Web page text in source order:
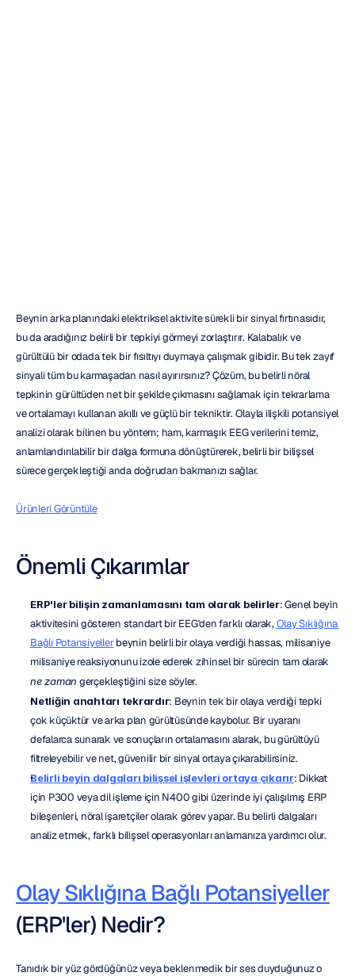
Beynin arka planındaki elektriksel aktivite sürekli bir sinyal fırtınasıdır,
bu da aradığınız belirli bir tepkiyi görmeyi zorlaştırır. Kalabalık ve
gürültülü bir odada tek bir fısıltıyı duymaya çalışmak gibidir. Bu tek zayıf
sinyali tüm bu karmaşadan nasıl ayırırsınız? Çözüm, bu belirli nöral
tepkinin gürültüden net bir şekilde çıkmasını sağlamak için tekrarlama
ve ortalamayı kullanan akıllı ve güçlü bir tekniktir. Olayla ilişkili potansiyel
analizi olarak bilinen bu yöntem; ham, karmaşık EEG verilerini temiz,
anlamlandırılabilir bir dalga formuna dönüştürerek, belirli bir bilişsel
sürece gerçekleştiği anda doğrudan bakmanızı sağlar.
Ürünleri Görüntüle
Önemli Çıkarımlar
ERP'ler bilişin zamanlamasını tam olarak belirler: Genel beyin
aktivitesini gösteren standart bir EEG'den farklı olarak, Olay Sıklığına
Bağlı Potansiyeller beynin belirli bir olaya verdiği hassas, milisaniye
ne zaman gerçekleştiğini size söyler.
Netliğin anahtarı tekrardır: Beynin tek bir olaya verdiği tepki
çok küçüktür ve arka plan gürültüsünde kaybolur. Bir uyaranı
defalarca sunarak ve sonuçların ortalamasını alarak, bu gürültüyü
filtreleyebilir ve net, güvenilir bir sinyal ortaya çıkarabilirsiniz.
Belirli beyin dalgaları bilişsel işlevleri ortaya çıkarır: Dikkat
için P300 veya dil işleme için N400 gibi üzerinde iyi çalışılmış ERP
bileşenleri, nöral işaretçiler olarak görev yapar. Bu belirli dalgaları
analiz etmek, farklı bilişsel operasyonları anlamanıza yardımcı olur.
Olay Sıklığına Bağlı Potansiyeller
(ERP'ler) Nedir?
Tanıdık bir yüz gördüğünüz veya beklenmedik bir ses duyduğunuz o